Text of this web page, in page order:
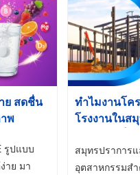
ย สดชื่น
พ
รูปแบบ
าย มา
ทำไมงานโค
โรงงานในส
Galvanized)
สมุทรปราการ
อุตสาหกรรมส